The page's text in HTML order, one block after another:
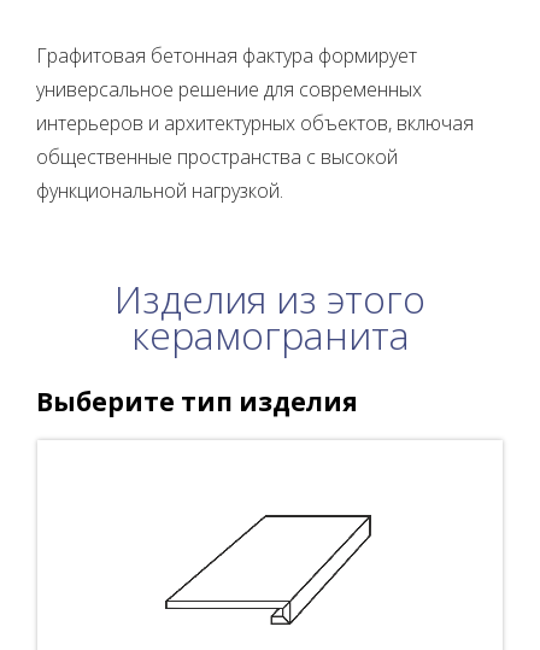
Графитовая бетонная фактура формирует
универсальное решение для современных
интерьеров и архитектурных объектов, включая
общественные пространства с высокой
функциональной нагрузкой.
Изделия из этого
керамогранита
Выберите тип изделия